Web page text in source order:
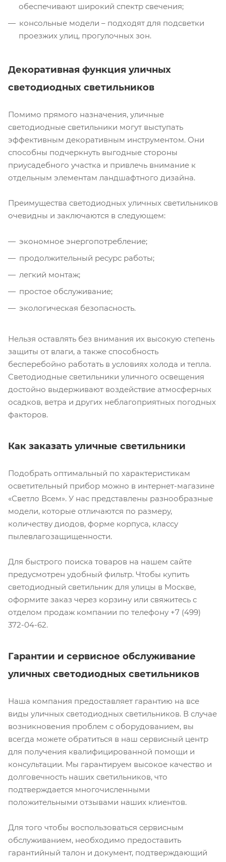
обеспечивают широкий спектр свечения;
консольные модели – подходят для подсветки
проезжих улиц, прогулочных зон.
Декоративная функция уличных
светодиодных светильников
Помимо прямого назначения, уличные
светодиодные светильники могут выступать
эффективным декоративным инструментом. Они
способны подчеркнуть выгодные стороны
приусадебного участка и привлечь внимание к
отдельным элементам ландшафтного дизайна.
Преимущества светодиодных уличных светильников
очевидны и заключаются в следующем:
экономное энергопотребление;
продолжительный ресурс работы;
легкий монтаж;
простое обслуживание;
экологическая безопасность.
Нельзя оставлять без внимания их высокую степень
защиты от влаги, а также способность
бесперебойно работать в условиях холода и тепла.
Светодиодные светильники уличного освещения
достойно выдерживают воздействие атмосферных
осадков, ветра и других неблагоприятных погодных
факторов.
Как заказать уличные светильники
Подобрать оптимальный по характеристикам
осветительный прибор можно в интернет-магазине
«Светло Всем». У нас представлены разнообразные
модели, которые отличаются по размеру,
количеству диодов, форме корпуса, классу
пылевлагозащищенности.
Для быстрого поиска товаров на нашем сайте
предусмотрен удобный фильтр. Чтобы купить
светодиодный светильник для улицы в Москве,
оформите заказ через корзину или свяжитесь с
отделом продаж компании по телефону +7 (499)
372-04-62.
Гарантии и сервисное обслуживание
уличных светодиодных светильников
Наша компания предоставляет гарантию на все
виды уличных светодиодных светильников. В случае
возникновения проблем с оборудованием, вы
всегда можете обратиться в наш сервисный центр
для получения квалифицированной помощи и
консультации. Мы гарантируем высокое качество и
долговечность наших светильников, что
подтверждается многочисленными
положительными отзывами наших клиентов.
Для того чтобы воспользоваться сервисным
обслуживанием, необходимо предоставить
гарантийный талон и документ, подтверждающий